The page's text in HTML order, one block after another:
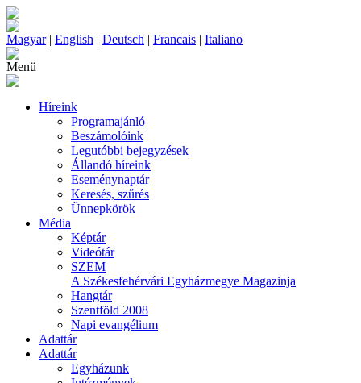
Magyar| English | Deutsch | Francais | Italiano
Menü
Híreink
Programajánló
Beszámolóink
Legutóbbi bejegyzések
Állandó híreink
Eseménynaptár
Keresés, szűrés
Ünnepkörök
Média
Képtár
Videótár
SZEM
A Székesfehérvári Egyházmegye Magazinja
Hangtár
Szentföld 2008
Napi evangélium
Adattár
Adattár
Egyházunk